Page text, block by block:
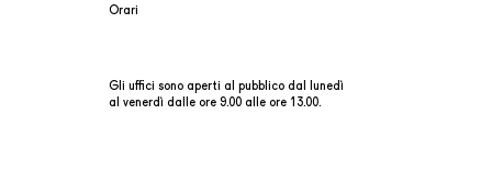
Orari
Gli uffici sono aperti al pubblico dal lunedì
al venerdì dalle ore 9.00 alle ore 13.00.